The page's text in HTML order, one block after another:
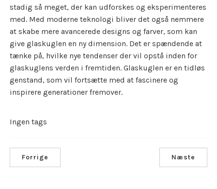
stadig så meget, der kan udforskes og eksperimenteres
med. Med moderne teknologi bliver det også nemmere
at skabe mere avancerede designs og farver, som kan
give glaskuglen en ny dimension. Det er spændende at
tænke på, hvilke nye tendenser der vil opstå inden for
glaskuglens verden i fremtiden. Glaskuglen er en tidløs
genstand, som vil fortsætte med at fascinere og
inspirere generationer fremover.
Ingen tags
Forrige Næste